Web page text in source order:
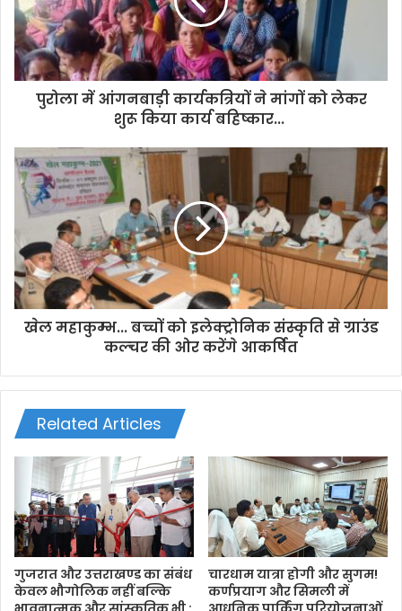
i
l
a
d
s
s
पुरोला में आंगनबाड़ी कार्यकत्रियों ने मांगों को लेकर
शुरू किया कार्य बहिष्कार...
खेल महाकुम्भ... बच्चों को इलेक्ट्रोनिक संस्कृति से ग्राउंड
कल्चर की ओर करेंगे आकर्षित
Related Articles
गुजरात और उत्तराखण्ड का संबंध
केवल भौगोलिक नहीं बल्कि
चारधाम यात्रा होगी और सुगम!
कर्णप्रयाग और सिमली में